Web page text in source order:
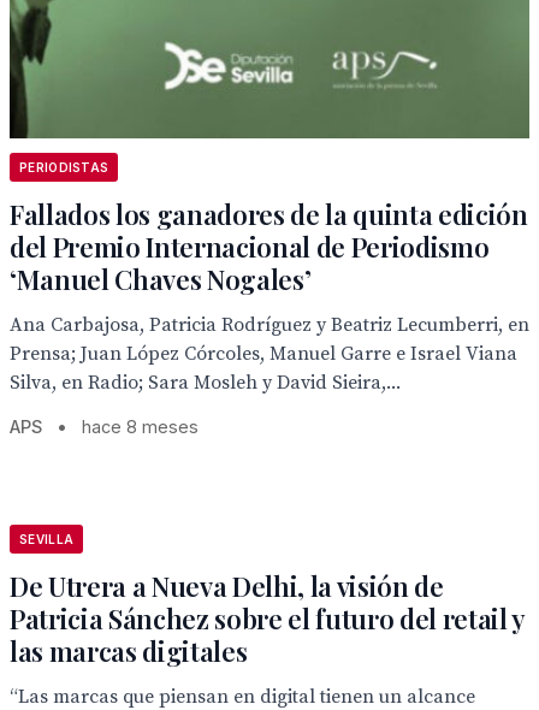
PERIODISTAS
Fallados los ganadores de la quinta edición
del Premio Internacional de Periodismo
‘Manuel Chaves Nogales’
Ana Carbajosa, Patricia Rodríguez y Beatriz Lecumberri, en
Prensa; Juan López Córcoles, Manuel Garre e Israel Viana
Silva, en Radio; Sara Mosleh y David Sieira,...
APS • hace 8 meses
SEVILLA
De Utrera a Nueva Delhi, la visión de
Patricia Sánchez sobre el futuro del retail y
las marcas digitales
“Las marcas que piensan en digital tienen un alcance